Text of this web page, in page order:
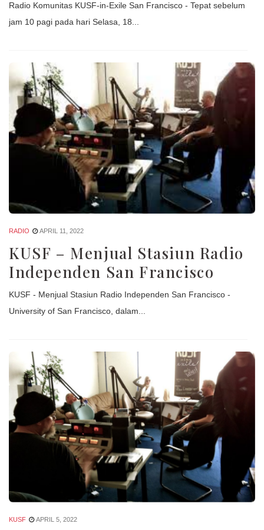
Radio Komunitas KUSF-in-Exile San Francisco - Tepat sebelum
jam 10 pagi pada hari Selasa, 18...
RADIO APRIL 11, 2022
KUSF – Menjual Stasiun Radio
Independen San Francisco
KUSF - Menjual Stasiun Radio Independen San Francisco -
University of San Francisco, dalam...
KUSF APRIL 5, 2022